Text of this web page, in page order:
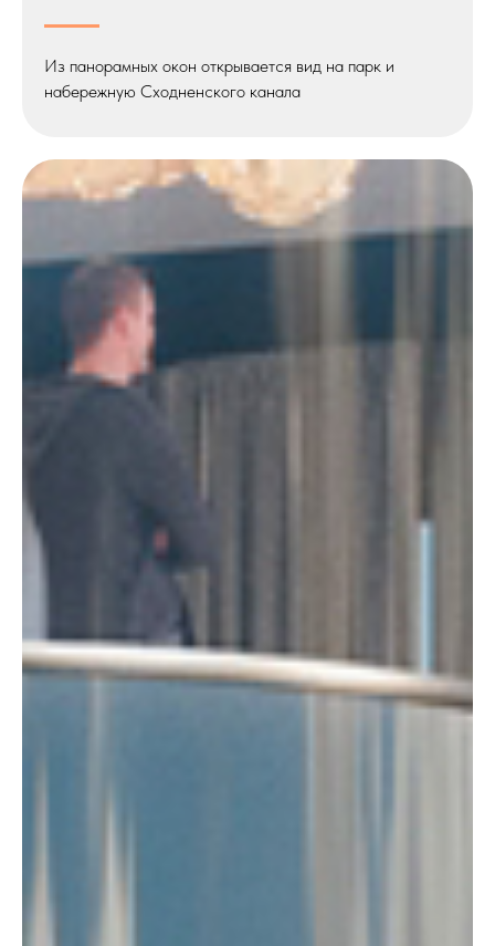
Из панорамных окон открывается вид на парк и
набережную Сходненского канала